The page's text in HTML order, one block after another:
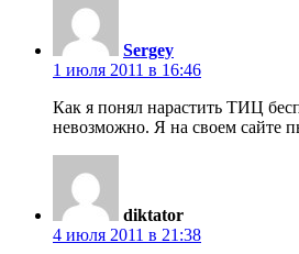
Sergey
1 июля 2011 в 16:46
Как я понял нарастить ТИЦ
невозможно. Я на своем сайте
diktator
4 июля 2011 в 21:38